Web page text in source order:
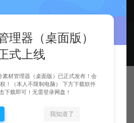
& MZ
晋公网安备14082502000130号
理器（桌面版）
式上线
素材管理器（桌面版）已正式发布！会
！（本人不限制电脑） 下方下载软件
载即可！无需登录网盘！
我知道了